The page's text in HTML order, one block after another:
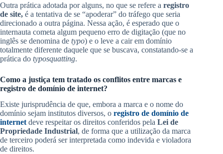
Outra prática adotada por alguns, no que se refere a registro
de site, é a tentativa de se “apoderar” do tráfego que seria
direcionado a outra página. Nessa ação, é esperado que o
internauta cometa algum pequeno erro de digitação (que no
inglês se denomina de typo) e o leve a cair em domínio
totalmente diferente daquele que se buscava, constatando-se a
prática do typosquatting.
Como a justiça tem tratado os conflitos entre marcas e
registro de domínio de internet?
Existe jurisprudência de que, embora a marca e o nome do
domínio sejam institutos diversos, o registro de domínio de
internetdeve respeitar os direitos conferidos pela Lei de
Propriedade Industrial, de forma que a utilização da marca
de terceiro poderá ser interpretada como indevida e violadora
de direitos.